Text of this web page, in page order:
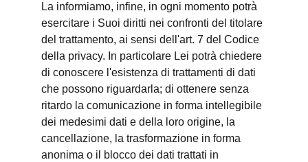
La informiamo, infine, in ogni momento potrà
esercitare i Suoi diritti nei confronti del titolare
del trattamento, ai sensi dell'art. 7 del Codice
della privacy. In particolare Lei potrà chiedere
di conoscere l'esistenza di trattamenti di dati
che possono riguardarla; di ottenere senza
ritardo la comunicazione in forma intellegibile
dei medesimi dati e della loro origine, la
cancellazione, la trasformazione in forma
anonima o il blocco dei dati trattati in